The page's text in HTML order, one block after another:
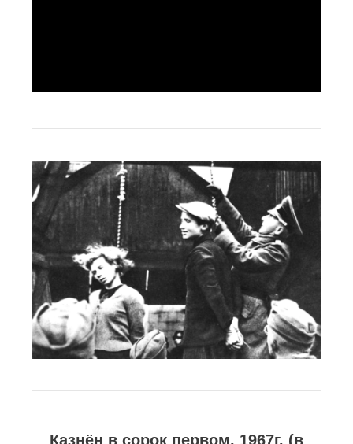
Народ, не знающий своего
прошлого, не имеет будущего.
(в ВКонтакте):